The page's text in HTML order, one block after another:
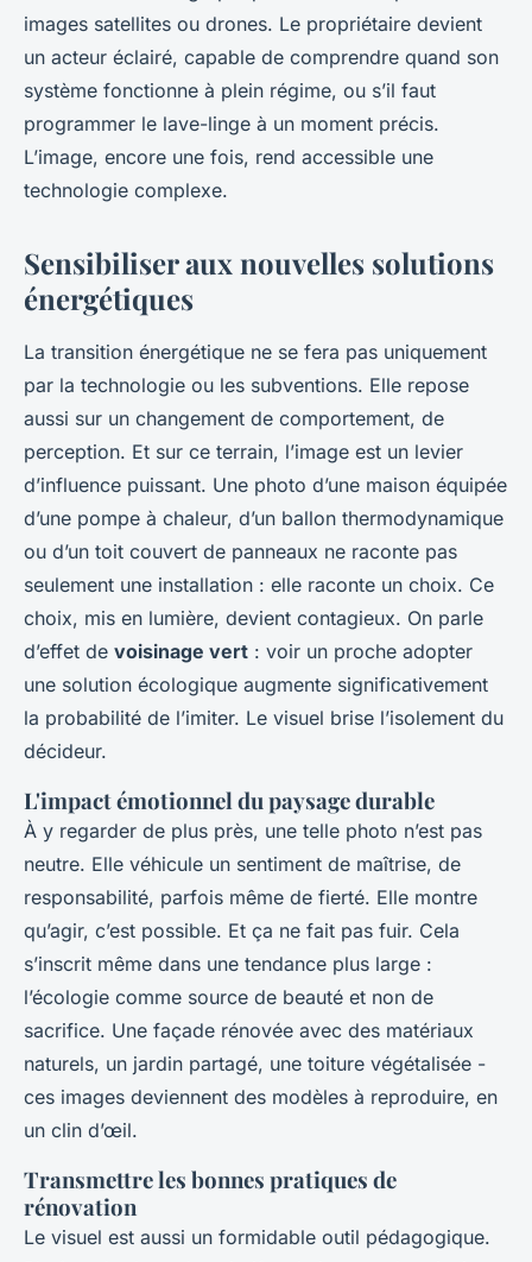
images satellites ou drones. Le propriétaire devient
un acteur éclairé, capable de comprendre quand son
système fonctionne à plein régime, ou s’il faut
programmer le lave-linge à un moment précis.
L’image, encore une fois, rend accessible une
technologie complexe.
Sensibiliser aux nouvelles solutions
énergétiques
La transition énergétique ne se fera pas uniquement
par la technologie ou les subventions. Elle repose
aussi sur un changement de comportement, de
perception. Et sur ce terrain, l’image est un levier
d’influence puissant. Une photo d’une maison équipée
d’une pompe à chaleur, d’un ballon thermodynamique
ou d’un toit couvert de panneaux ne raconte pas
seulement une installation : elle raconte un choix. Ce
choix, mis en lumière, devient contagieux. On parle
d’effet de voisinage vert : voir un proche adopter
une solution écologique augmente significativement
la probabilité de l’imiter. Le visuel brise l’isolement du
décideur.
L'impact émotionnel du paysage durable
À y regarder de plus près, une telle photo n’est pas
neutre. Elle véhicule un sentiment de maîtrise, de
responsabilité, parfois même de fierté. Elle montre
qu’agir, c’est possible. Et ça ne fait pas fuir. Cela
s’inscrit même dans une tendance plus large :
l’écologie comme source de beauté et non de
sacrifice. Une façade rénovée avec des matériaux
naturels, un jardin partagé, une toiture végétalisée -
ces images deviennent des modèles à reproduire, en
un clin d’œil.
Transmettre les bonnes pratiques de
rénovation
Le visuel est aussi un formidable outil pédagogique.